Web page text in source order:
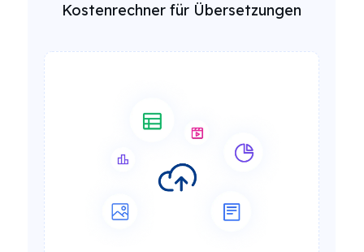
Kostenrechner für Übersetzungen